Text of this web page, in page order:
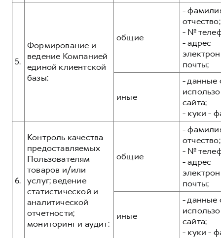
5.
Формирование и
ведение Компанией
единой клиентской
базы:
общие
-
отчество;
- №
- адрес
почты;
иные
- данные
сайта;
- куки -
6.
Контроль качества
предоставляемых
Пользователям
товаров и/или
услуг; ведение
статистической и
аналитической
отчетности;
мониторинг и аудит:
общие
-
отчество;
- №
- адрес
почты;
иные
- данные
сайта;
- куки -